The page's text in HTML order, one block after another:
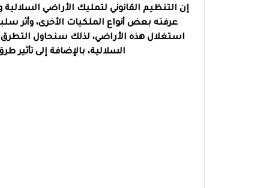
إن التنظيم القانوني لتمليك الأراضي
عرفته بعض أنواع الملكيات الأخرى، وأثر
استغلال هذه الأراضي، لذلك سنحاول التطرق
السلالية، بالإضافة إلى تأثير